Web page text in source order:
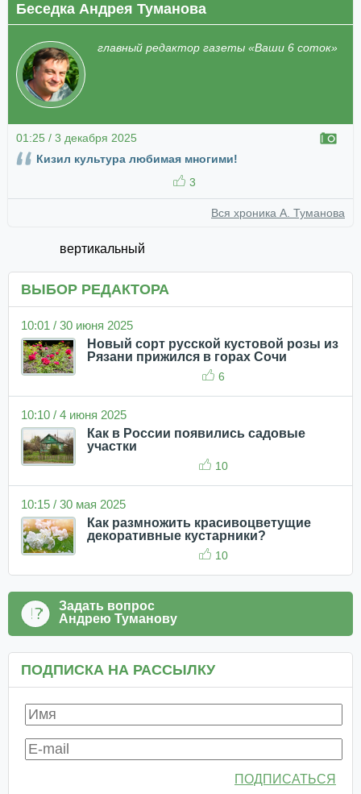
Беседка Андрея Туманова
главный редактор газеты «Ваши 6 соток»
01:25 / 3 декабря 2025
Кизил культура любимая многими!
3
Вся хроника А. Туманова
вертикальный
ВЫБОР РЕДАКТОРА
10:01 / 30 июня 2025
Новый сорт русской кустовой розы из
Рязани прижился в горах Сочи
6
10:10 / 4 июня 2025
Как в России появились садовые
участки
10
10:15 / 30 мая 2025
Как размножить красивоцветущие
декоративные кустарники?
10
Задать вопрос
Андрею Туманову
ПОДПИСКА НА РАССЫЛКУ
ПОДПИСАТЬСЯ